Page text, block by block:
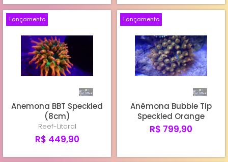
Lançamento
Anemona BBT Speckled
(8cm)
Reef-Litoral
R$ 449,90
Lançamento
Anêmona Bubble Tip
Speckled Orange
R$ 799,90